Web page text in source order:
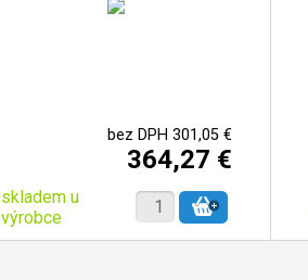
bez DPH 301,05 €
364,27 €
skladem u
výrobce